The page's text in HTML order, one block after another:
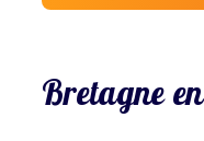
Bretagne